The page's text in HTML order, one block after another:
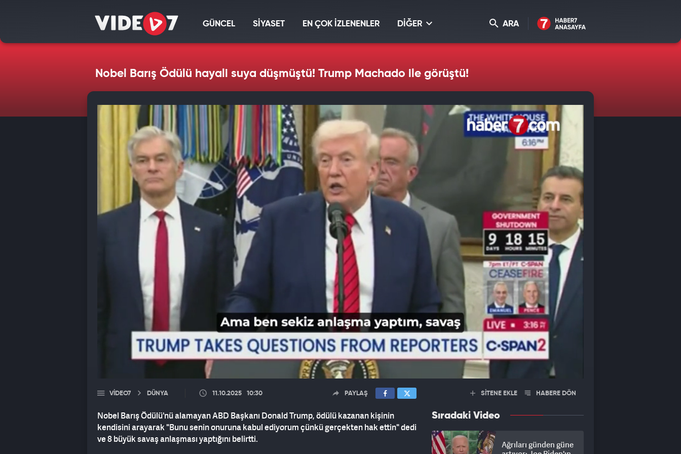
GÜNCEL SİYASET EN ÇOK İZLENENLER DİĞER ARA
Nobel Barış Ödülü hayali suya düşmüştü! Trump Machado ile görüştü!
VIDEO7 DÜNYA 11.10.2025 10:30 PAYLAŞ
Nobel Barış Ödülü'nü alamayan ABD Başkanı Donald Trump, ödülü kazanan kişinin
kendisini arayarak "Bunu senin onuruna kabul ediyorum çünkü gerçekten hak ettin" dedi
ve 8 büyük savaş anlaşması yaptığını belirtti.
SİTENE EKLE HABERE DÖN
Sıradaki Video
Ağrıları günden güne